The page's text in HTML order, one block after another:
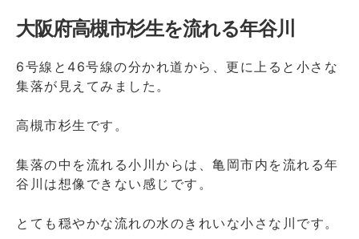
大阪府高槻市杉生を流れる年谷川
6号線と46号線の分かれ道から、更に上ると小さな
集落が見えてみました。
高槻市杉生です。
集落の中を流れる小川からは、亀岡市内を流れる年
谷川は想像できない感じです。
とても穏やかな流れの水のきれいな小さな川です。